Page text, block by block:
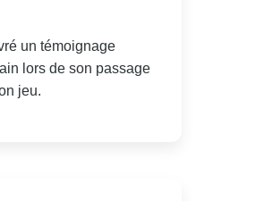
un témoignage
lors de son passage
jeu.